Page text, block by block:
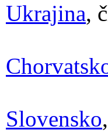
Ukrajina,
Slovensko